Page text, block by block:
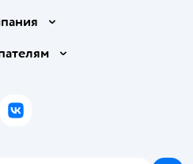
и оплата
продажи
файлов cookie
карты
ВКонтакте